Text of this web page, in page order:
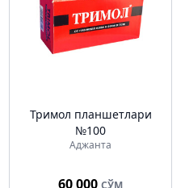
Тримол планшетлари
№100
Аджанта
60 000 СЎМ